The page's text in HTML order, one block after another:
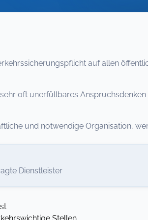
auf allen
oft unerfüllbares Anspruchsdenken
und notwendige Organisation,
Dienstleister